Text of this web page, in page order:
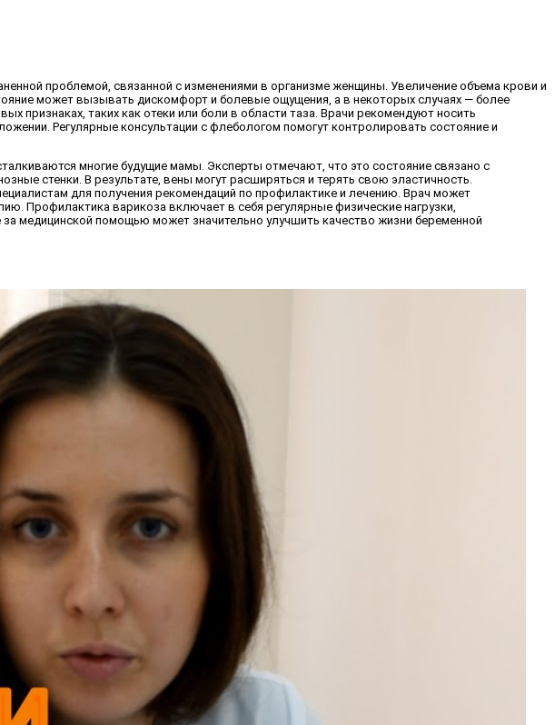
проблемой, связанной с изменениями в организме женщины. Увеличение объема крови и
может вызывать дискомфорт и болевые ощущения, а в некоторых случаях — более
таких как отеки или боли в области таза. Врачи рекомендуют носить
Регулярные консультации с флебологом помогут контролировать состояние и
многие будущие мамы. Эксперты отмечают, что это состояние связано с
стенки. В результате, вены могут расширяться и терять свою эластичность.
для получения рекомендаций по профилактике и лечению. Врач может
Профилактика варикоза включает в себя регулярные физические нагрузки,
медицинской помощью может значительно улучшить качество жизни беременной